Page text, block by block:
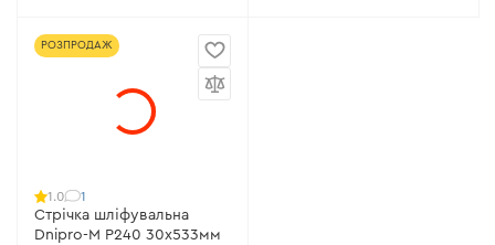
РОЗПРОДАЖ
1.0 1
Стрічка шліфувальна
Dnipro-M Р240 30х533мм